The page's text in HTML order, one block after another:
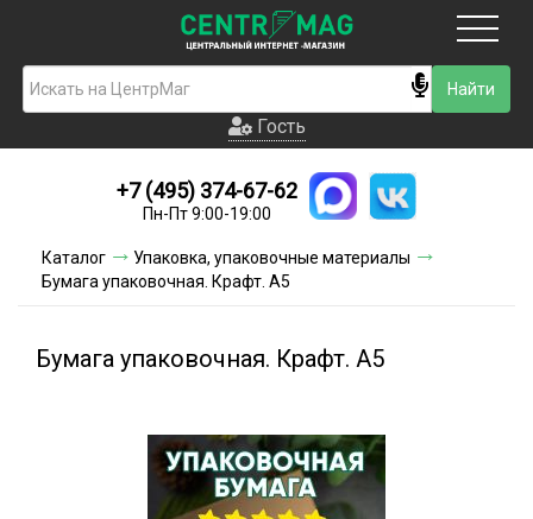
Гость
Новинки
Условия доставки
Контакты
Гость
+7 (495) 374-67-62
Пн-Пт 9:00-19:00
Каталог
Упаковка, упаковочные материалы
Бумага упаковочная. Крафт. А5
Бумага упаковочная. Крафт. А5